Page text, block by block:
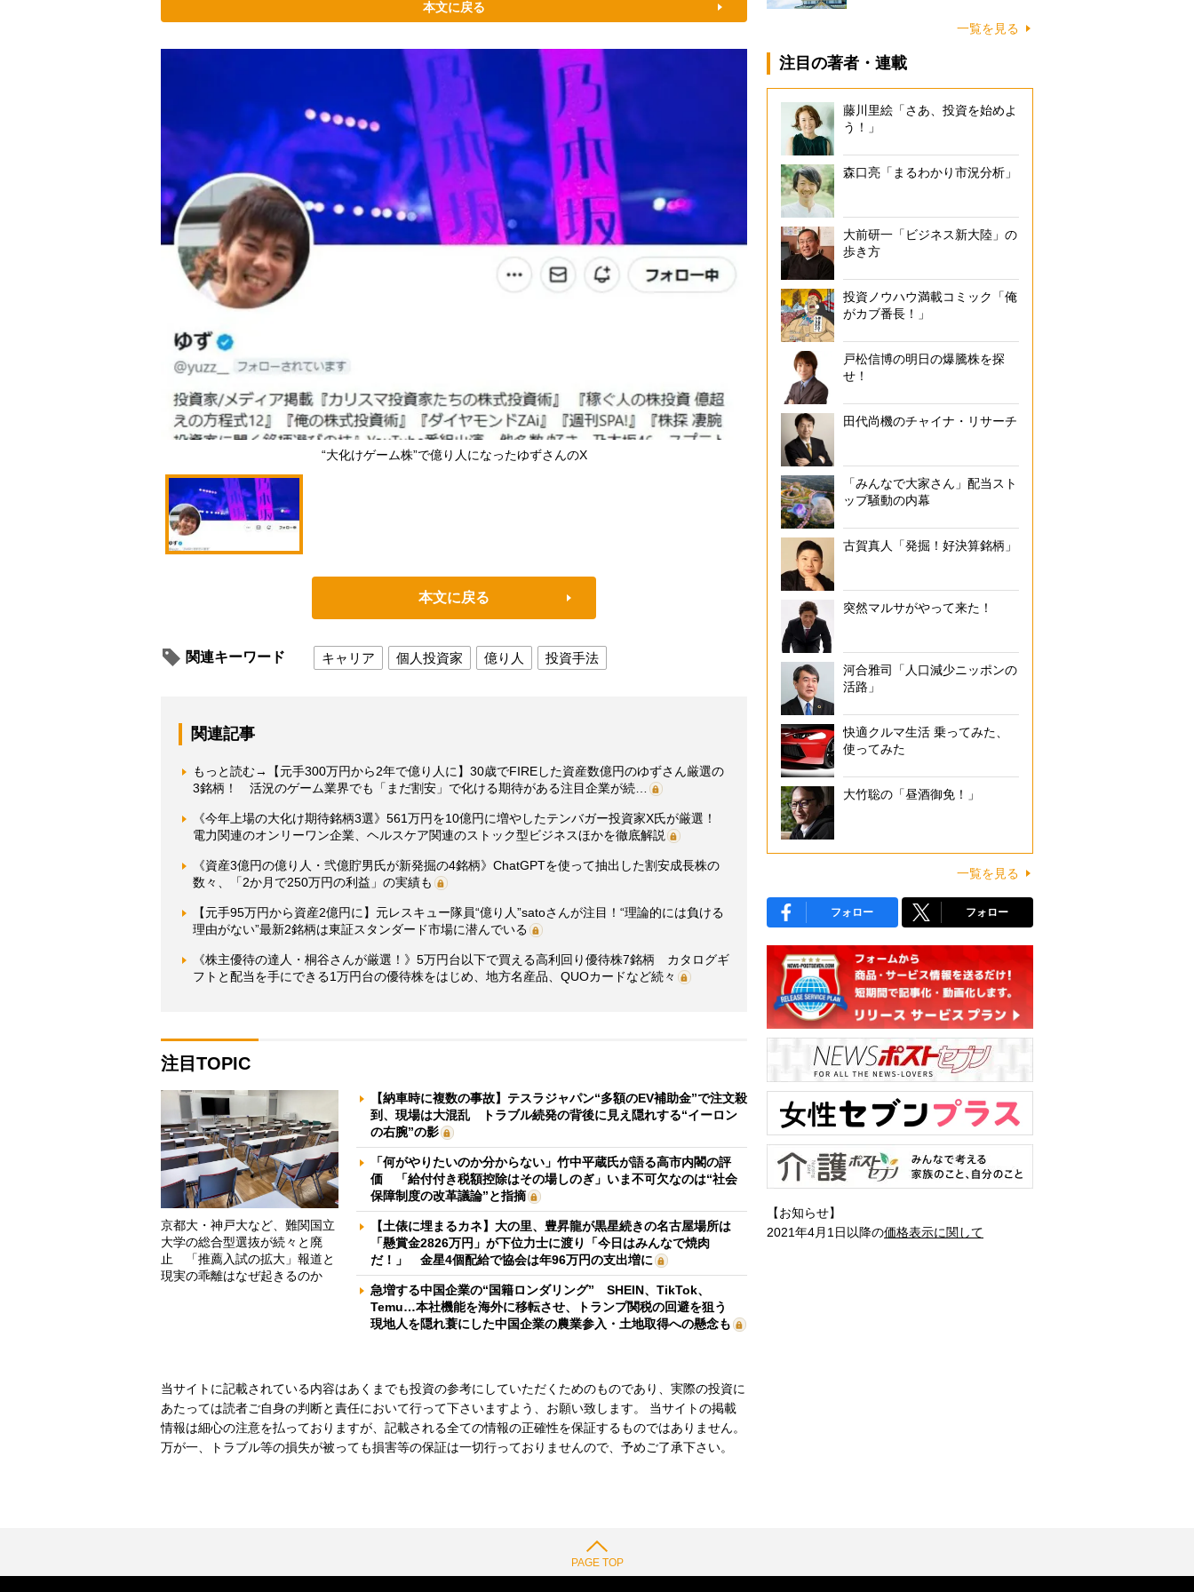
本文に戻る
“大化けゲーム株”で億り人になったゆずさんのX
本文に戻る
関連キーワード キャリア 個人投資家 億り人 投資手法
関連記事
もっと読む→【元手300万円から2年で億り人に】30歳でFIREした資産数億円のゆずさん厳選の
3銘柄！ 活況のゲーム業界でも「まだ割安」で化ける期待がある注目企業が続…
《今年上場の大化け期待銘柄3選》561万円を10億円に増やしたテンバガー投資家X氏が厳選！
電力関連のオンリーワン企業、ヘルスケア関連のストック型ビジネスほかを徹底解説
《資産3億円の億り人・弐億貯男氏が新発掘の4銘柄》ChatGPTを使って抽出した割安成長株の
数々、「2か月で250万円の利益」の実績も
【元手95万円から資産2億円に】元レスキュー隊員“億り人”satoさんが注目！“理論的には負ける
理由がない”最新2銘柄は東証スタンダード市場に潜んでいる
《株主優待の達人・桐谷さんが厳選！》5万円台以下で買える高利回り優待株7銘柄 カタログギ
フトと配当を手にできる1万円台の優待株をはじめ、地方名産品、QUOカードなど続々
注目TOPIC
京都大・神戸大など、難関国立
大学の総合型選抜が続々と廃
止 「推薦入試の拡大」報道と
現実の乖離はなぜ起きるのか
【納車時に複数の事故】テスラジャパン“多額のEV補助金”で注文殺
到、現場は大混乱 トラブル続発の背後に見え隠れする“イーロン
の右腕”の影
「何がやりたいのか分からない」竹中平蔵氏が語る高市内閣の評
価 「給付付き税額控除はその場しのぎ」いま不可欠なのは“社会
保障制度の改革議論”と指摘
【土俵に埋まるカネ】大の里、豊昇龍が黒星続きの名古屋場所は
「懸賞金2826万円」が下位力士に渡り「今日はみんなで焼肉
だ！」 金星4個配給で協会は年96万円の支出増に
急増する中国企業の“国籍ロンダリング” SHEIN、TikTok、
Temu…本社機能を海外に移転させ、トランプ関税の回避を狙う
現地人を隠れ蓑にした中国企業の農業参入・土地取得への懸念も
当サイトに記載されている内容はあくまでも投資の参考にしていただくためのものであり、実際の投資に
あたっては読者ご自身の判断と責任において行って下さいますよう、お願い致します。 当サイトの掲載
情報は細心の注意を払っておりますが、記載される全ての情報の正確性を保証するものではありません。
万が一、トラブル等の損失が被っても損害等の保証は一切行っておりませんので、予めご了承下さい。
一覧を見る
注目の著者・連載
藤川里絵「さあ、投資を始めよ
う！」
森口亮「まるわかり市況分析」
大前研一「ビジネス新大陸」の
歩き方
投資ノウハウ満載コミック「俺
がカブ番長！」
戸松信博の明日の爆騰株を探
せ！
田代尚機のチャイナ・リサーチ
「みんなで大家さん」配当スト
ップ騒動の内幕
古賀真人「発掘！好決算銘柄」
突然マルサがやって来た！
河合雅司「人口減少ニッポンの
活路」
快適クルマ生活 乗ってみた、
使ってみた
大竹聡の「昼酒御免！」
一覧を見る
フォロー フォロー
【お知らせ】
2021年4月1日以降の価格表示に関して
PAGE TOP